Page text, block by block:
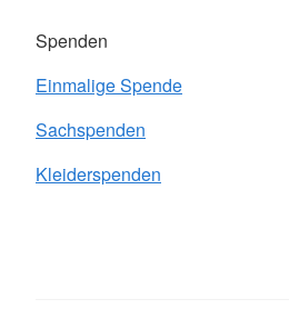
Spenden
Einmalige Spende
Sachspenden
Kleiderspenden